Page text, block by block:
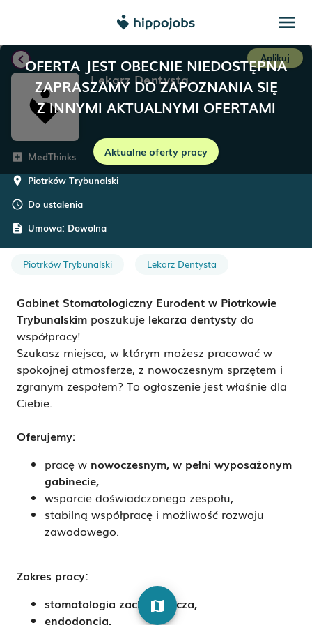
menu
OFERTA JEST OBECNIE NIEDOSTĘPNA
ZAPRASZAMY DO ZAPOZNANIA SIĘ
Z INNYMI AKTUALNYMI OFERTAMI
Aktualne oferty pracy
chevron_left Aplikuj
Lekarz Dentysta
add_box MedThinks
room Piotrków Trybunalski
schedule Do ustalenia
description Umowa: Dowolna
Piotrków Trybunalski Lekarz Dentysta
Gabinet Stomatologiczny Eurodent w Piotrkowie
Trybunalskim poszukuje lekarza dentysty do
współpracy!
Szukasz miejsca, w którym możesz pracować w
spokojnej atmosferze, z nowoczesnym sprzętem i
zgranym zespołem? To ogłoszenie jest właśnie dla
Ciebie.
Oferujemy:
pracę w nowoczesnym, w pełni wyposażonym
gabinecie,
wsparcie doświadczonego zespołu,
stabilną współpracę i możliwość rozwoju
zawodowego.
Zakres pracy:
stomatologia zachowawcza,
endodoncja.
map